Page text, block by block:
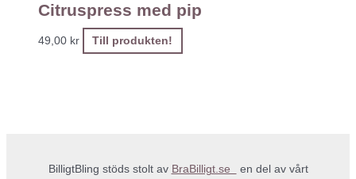
Citruspress med pip
49,00 kr Till produkten!
BilligtBling stöds stolt av BraBilligt.se
en del av vårt